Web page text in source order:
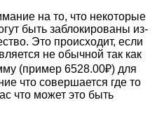
на то, что некоторые
быть заблокированы из-
Это происходит, если
не обычной так как
(пример 6528.00₽) для
что совершается где то
что может это быть